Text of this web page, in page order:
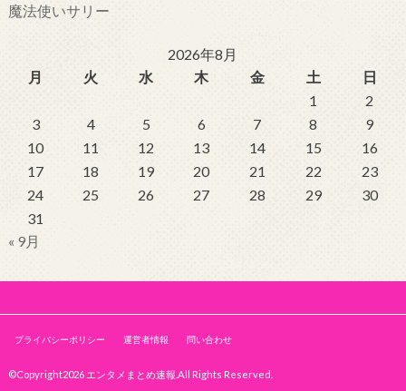
魔法使いサリー
2026年8月
月
火 水 木 金 土
日
1
2
3
4 5 6 7 8
9
10
11 12 13 14 15
16
17
18 19 20 21 22
23
24
25 26 27 28 29
30
31
« 9月
プライバシーポリシー 運営者情報 問い合わせ
©Copyright2026 エンタメまとめ速報 .All Rights Reserved.